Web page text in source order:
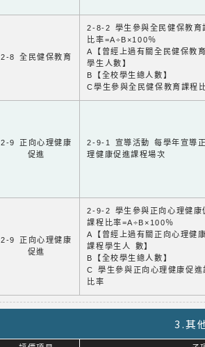
2-8 全民健保教育
2-8-2 學生參與全民健保教育
比率=A÷B×100％
A【曾經上過有關全民健保教
學生人數】
B【全校學生總人數】
C學生參與全民健保教育課程
2-9 正向心理健康
促進
2-9-1 宣導活動 每學年宣導
理健康促進課程場次
2-9 正向心理健康
促進
2-9-2 學生參與正向心理健康
課程比率=A÷B×100％
A【曾經上過有關正向心理健
課程學生人 數】
B【全校學生總人數】
C 學生參與正向心理健康促進
比率
3.其